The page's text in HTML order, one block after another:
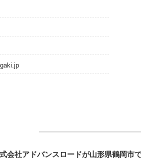
会社アドバンスロードが山形県鶴岡市